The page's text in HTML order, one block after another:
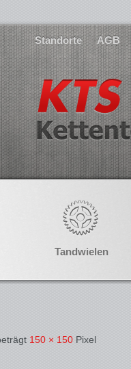
Standorte AGB
Tandwielen
150 × 150 Pixel